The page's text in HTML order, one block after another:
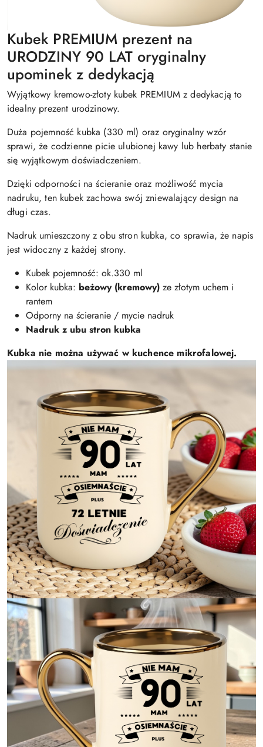
Kubek PREMIUM prezent na
URODZINY 90 LAT oryginalny
upominek z dedykacją
Wyjątkowy kremowo-złoty kubek PREMIUM z dedykacją to
idealny prezent urodzinowy.
Duża pojemność kubka (330 ml) oraz oryginalny wzór
sprawi, że codzienne picie ulubionej kawy lub herbaty stanie
się wyjątkowym doświadczeniem.
Dzięki odporności na ścieranie oraz możliwość mycia
nadruku, ten kubek zachowa swój zniewalający design na
długi czas.
Nadruk umieszczony z obu stron kubka, co sprawia, że napis
jest widoczny z każdej strony.
Kubek pojemność: ok.330 ml
Kolor kubka: beżowy (kremowy) ze złotym uchem i
rantem
Odporny na ścieranie / mycie nadruk
Nadruk z ubu stron kubka
Kubka nie można używać w kuchence mikrofalowej.